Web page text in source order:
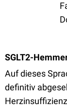
SGLT2-
Auf dieses
definitiv